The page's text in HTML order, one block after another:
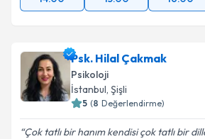
Psk. Hilal Çakmak
Psikoloji
İstanbul, Şişli
5 (8 Değerlendirme)
Çok tatlı bir hanım kendisi çok tatlı bir